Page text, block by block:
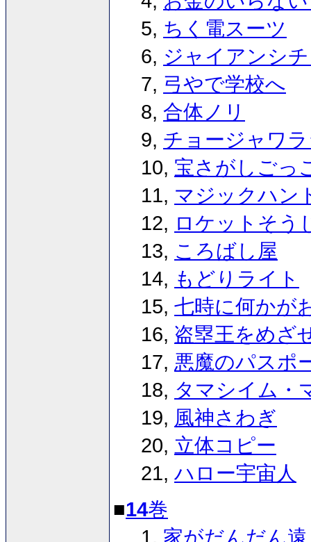
5, ちく電スーツ
6, ジャイアンシ
7, 弓やで学校へ
8, 合体ノリ
9, チョージャワ
10, 宝さがしごっ
11, マジックハン
12, ロケットそう
13, ころばし屋
14, もどりライト
15, 七時に何かが
16, 盗塁王をめざ
17, 悪魔のパスポ
18, タマシイム・
19, 風神さわぎ
20, 立体コピー
21, ハロー宇宙人
■14巻
1, 家がだんだん